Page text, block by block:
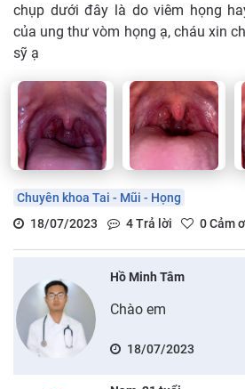
chụp dưới đây là do viêm họng
của ung thư vòm họng ạ, cháu xin
sỹ ạ
Chuyên khoa Tai - Mũi - Họng
18/07/2023
4Trả lời 0Cảm
Hồ Minh Tâm
Chào em
18/07/2023